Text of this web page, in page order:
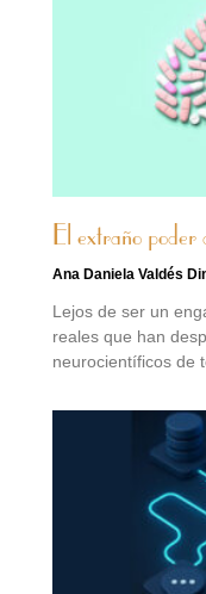
El extraño poder
Ana Daniela Valdés
Lejos de ser un
reales que han
neurocientíficos de